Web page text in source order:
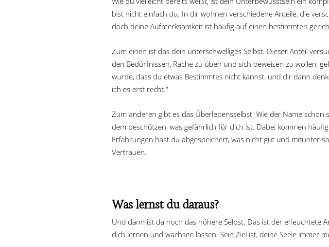
bist nicht einfach du. In dir wohnen verschiedene Anteile, die
doch deine Aufmerksamkeit ist häufig auf einen bestimmten
Zum einen ist das dein unterschwelliges Selbst. Dieser Anteil
den Bedürfnissen, Rache zu üben und sich beweisen zu wollen,
wurde, dass du etwas Bestimmtes nicht kannst, und dir dann
ich es erst recht.“
Zum anderen gibt es das Überlebensselbst. Wie der Name
dem beschützen, was gefährlich für dich ist. Dabei kommen
Erfahrungen hast du abgespeichert, was nicht gut und mitunter
Vertrauen.
Was lernst du daraus?
Und dann ist da noch das höhere Selbst. Das ist der erleuchtete
dich lernen und wachsen lassen. Sein Ziel ist, deine Seele immer